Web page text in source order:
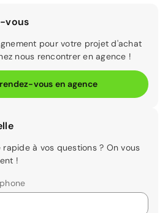
vous
pour votre projet d'achat
nous rencontrer en agence !
vous en agence
rapide à vos questions ? On vous
!